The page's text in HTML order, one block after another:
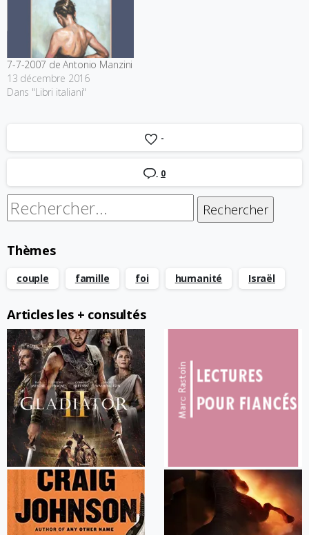
7-7-2007 de Antonio Manzini
13 décembre 2016
Dans "Libri italiani"
-
0
Rechercher :
Thèmes
couple famille foi humanité Israël
Articles les + consultés